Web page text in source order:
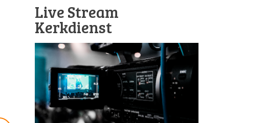
Live Stream
Kerkdienst